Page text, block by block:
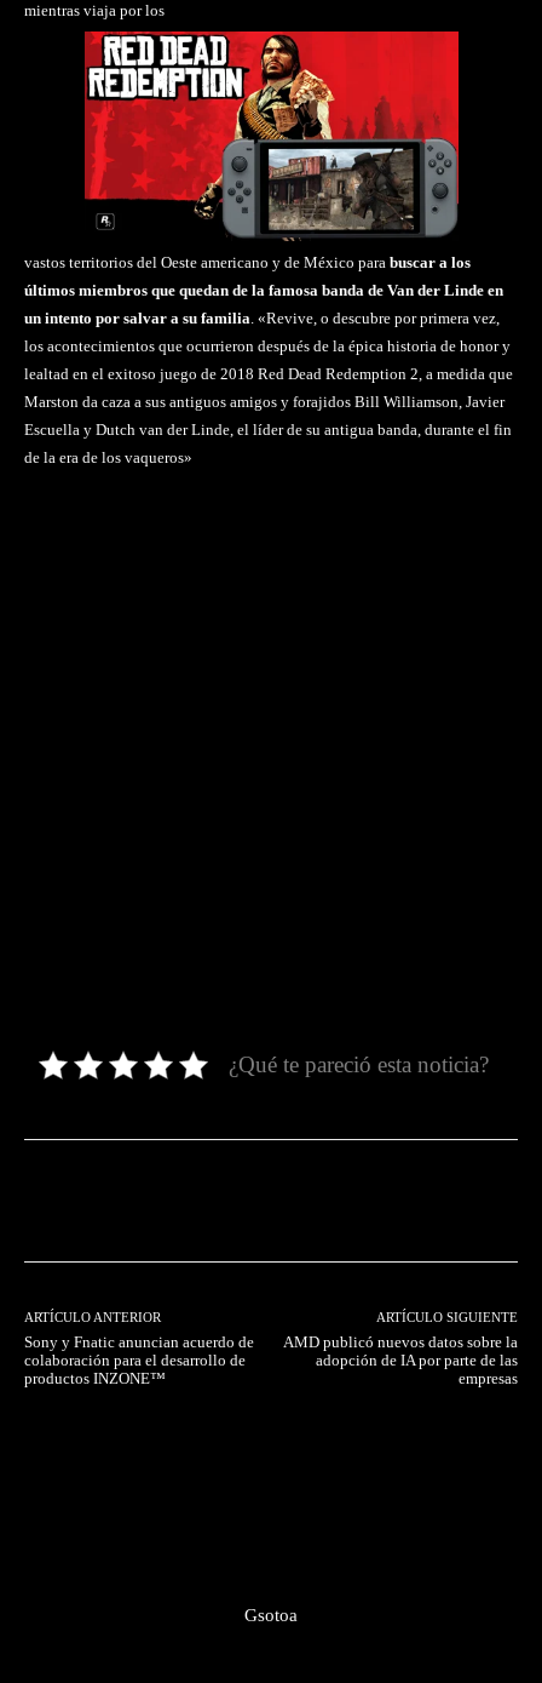
mientras viaja por los
vastos territorios del Oeste americano y de México para buscar a los
últimos miembros que quedan de la famosa banda de Van der Linde en
un intento por salvar a su familia. «Revive, o descubre por primera vez,
los acontecimientos que ocurrieron después de la épica historia de honor y
lealtad en el exitoso juego de 2018 Red Dead Redemption 2, a medida que
Marston da caza a sus antiguos amigos y forajidos Bill Williamson, Javier
Escuella y Dutch van der Linde, el líder de su antigua banda, durante el fin
de la era de los vaqueros»
¿Qué te pareció esta noticia?
ARTÍCULO ANTERIOR
Sony y Fnatic anuncian acuerdo de
colaboración para el desarrollo de
productos INZONE™
ARTÍCULO SIGUIENTE
AMD publicó nuevos datos sobre la
adopción de IA por parte de las
empresas
Gsotoa